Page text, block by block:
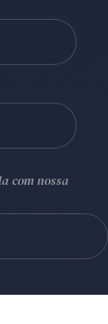
com nossa